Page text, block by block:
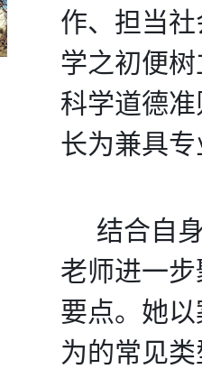
作、担当
学之初便
科学道德
长为兼具
结合自身
老师进一
要点。她
为的常见